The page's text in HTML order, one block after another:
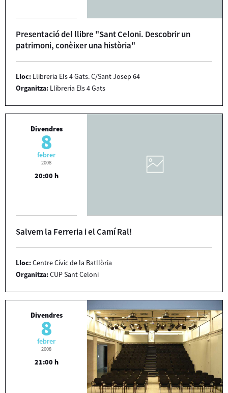
Presentació del llibre "Sant Celoni. Descobrir un
patrimoni, conèixer una història"
Lloc: Llibreria Els 4 Gats. C/Sant Josep 64
Organitza: Llibreria Els 4 Gats
Divendres
8
febrer
2008
20:00 h
Salvem la Ferreria i el Camí Ral!
Lloc:Centre Cívic de la Batllòria
Organitza:CUP Sant Celoni
Divendres
8
febrer
2008
21:00 h